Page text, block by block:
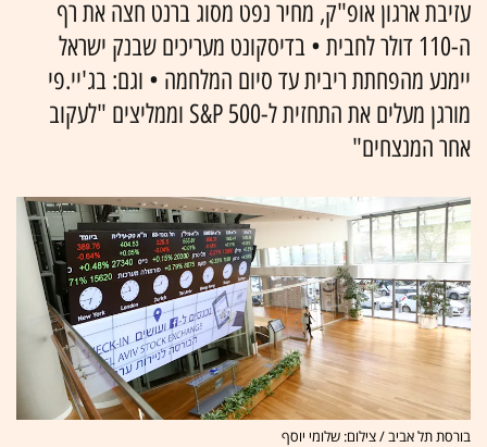
עזיבת ארגון אופ"ק, מחיר נפט מסוג ברנט חצה את רף
ה-110 דולר לחבית • בדיסקונט מעריכים שבנק ישראל
יימנע מהפחתת ריבית עד סיום המלחמה • וגם: בג'יי.פי
מורגן מעלים את התחזית ל-S&P 500 וממליצים "לעקוב
אחר המנצחים"
בורסת תל אביב / צילום: שלומי יוסף